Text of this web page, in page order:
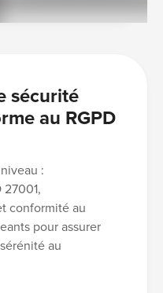
sécurité
au RGPD
:
27001,
conformité au
pour assurer
au